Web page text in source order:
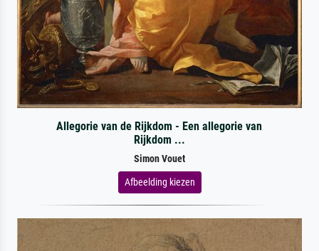
Allegorie van de Rijkdom - Een allegorie van
Rijkdom ...
Simon Vouet
Afbeelding kiezen